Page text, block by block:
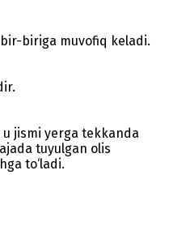
biriga muvofiq keladi.
jismi yerga tekkanda
tuyulgan olis
to‘ladi.